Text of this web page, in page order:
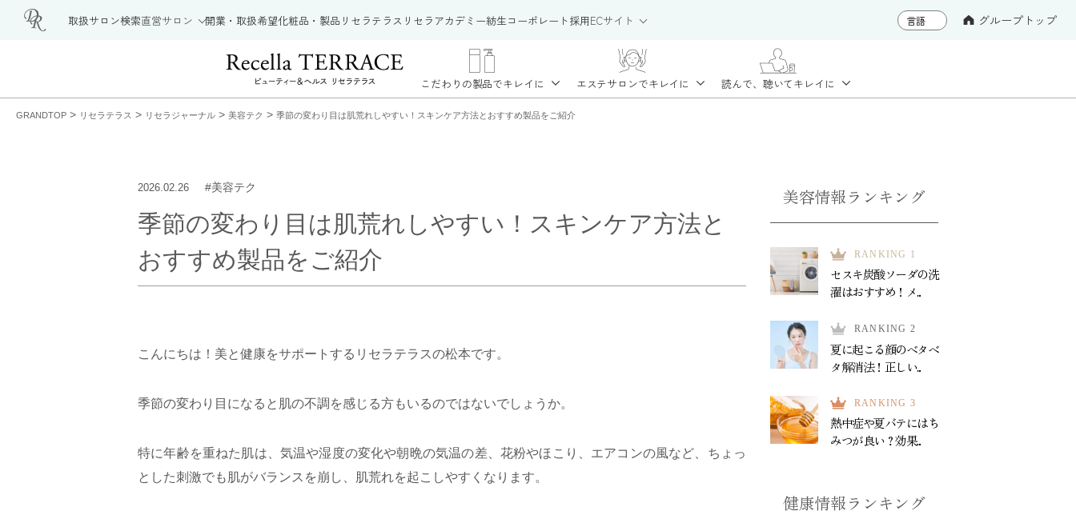
取扱サロン検索直営サロン 開業・取扱希望化粧品・製品 リセラテラス リセラアカデミー紡生コーポレート採用ECサイト グループトップ
こだわりの製品でキレイに エステサロンでキレイに 読んで、聴いてキレイに
GRANDTOP > リセラテラス > リセラジャーナル > 美容テク > 季節の変わり目は肌荒れしやすい！スキンケア方法とおすすめ製品をご紹介
2026.02.26 #美容テク
季節の変わり目は肌荒れしやすい！スキンケア方法と
おすすめ製品をご紹介
こんにちは！美と健康をサポートするリセラテラスの松本です。
季節の変わり目になると肌の不調を感じる方もいるのではないでしょうか。
特に年齢を重ねた肌は、気温や湿度の変化や朝晩の気温の差、花粉やほこり、エアコンの風など、ちょっ
とした刺激でも肌がバランスを崩し、肌荒れを起こしやすくなります。
美容情報ランキング
RANKING 1
セスキ炭酸ソーダの洗
濯はおすすめ！メ...
RANKING 2
夏に起こる顔のベタベ
タ解消法！正しい...
RANKING 3
熱中症や夏バテにはち
みつが良い？効果...
健康情報ランキング